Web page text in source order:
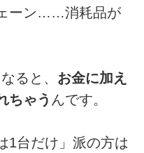
ーン……消耗品が
ると、 お金に加え
ちゃう んです。
1台だけ」派の方は